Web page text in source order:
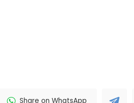
Share on WhatsApp